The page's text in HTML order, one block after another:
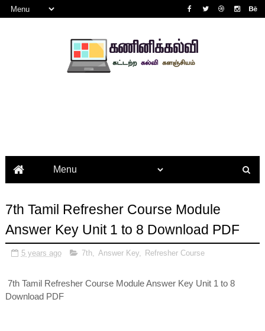
7th Tamil Refresher Course Module
Answer Key Unit 1 to 8 Download PDF
5 years ago 7th, Answer Key, Refresher Course
7th Tamil Refresher Course Module Answer Key Unit 1 to 8
Download PDF